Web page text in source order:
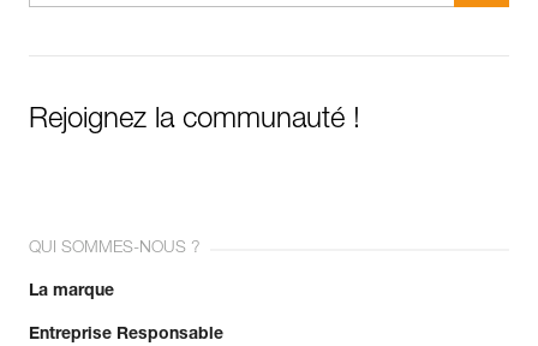
Rejoignez la communauté !
QUI SOMMES-NOUS ?
La marque
Entreprise Responsable